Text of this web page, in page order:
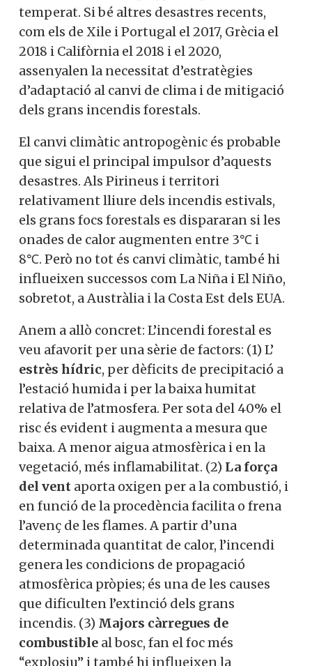
temperat. Si bé altres desastres recents,
com els de Xile i Portugal el 2017, Grècia el
2018 i Califòrnia el 2018 i el 2020,
assenyalen la necessitat d’estratègies
d’adaptació al canvi de clima i de mitigació
dels grans incendis forestals.
El canvi climàtic antropogènic és probable
que sigui el principal impulsor d’aquests
desastres. Als Pirineus i territori
relativament lliure dels incendis estivals,
els grans focs forestals es dispararan si les
onades de calor augmenten entre 3℃ i
8℃. Però no tot és canvi climàtic, també hi
influeixen successos com La Niña i El Niño,
sobretot, a Austràlia i la Costa Est dels EUA.
Anem a allò concret: L’incendi forestal es
veu afavorit per una sèrie de factors: (1) L’
estrès hídric, per dèficits de precipitació a
l’estació humida i per la baixa humitat
relativa de l’atmosfera. Per sota del 40% el
risc és evident i augmenta a mesura que
baixa. A menor aigua atmosfèrica i en la
vegetació, més inflamabilitat. (2) La força
del vent aporta oxigen per a la combustió, i
en funció de la procedència facilita o frena
l’avenç de les flames. A partir d’una
determinada quantitat de calor, l’incendi
genera les condicions de propagació
atmosfèrica pròpies; és una de les causes
que dificulten l’extinció dels grans
incendis. (3) Majors càrregues de
combustible al bosc, fan el foc més
“explosiu” i també hi influeixen la